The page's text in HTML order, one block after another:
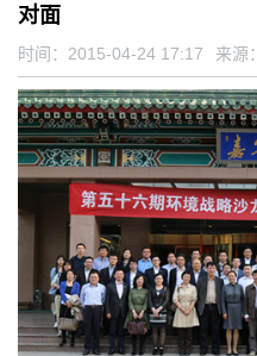
对面
时间：2015-04-24 17:17 来源：